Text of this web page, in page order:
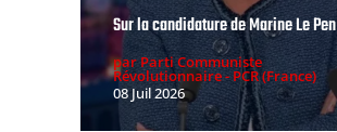
Sur la candidature de Marine Le Pen
par Parti Communiste
Révolutionnaire - PCR (France)
08 Juil 2026